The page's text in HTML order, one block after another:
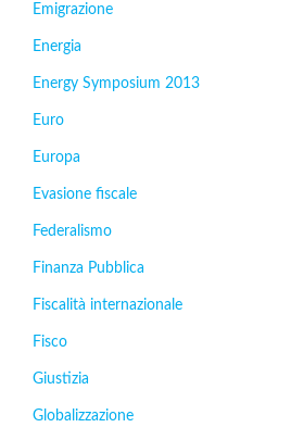
Emigrazione
Energia
Energy Symposium 2013
Euro
Europa
Evasione fiscale
Federalismo
Finanza Pubblica
Fiscalità internazionale
Fisco
Giustizia
Globalizzazione